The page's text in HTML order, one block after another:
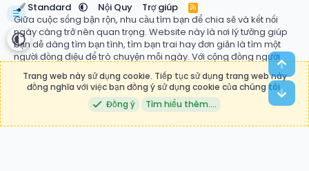
Standard Nội Quy Trợ giúp
R
S
S
Giữa cuộc sống bận rộn, nhu cầu tìm bạn để chia sẻ và kết nối
ngày càng trở nên quan trọng. Website này là nơi lý tưởng giúp
bạn dễ dàng tìm bạn tình, tìm bạn trai hay đơn giản là tìm một
người đồng điệu để trò chuyện mỗi ngày. Với cộng đồng người
dùng đa dạng, hệ thống ghép đôi thông minh và giao diện thân
thiện, bạn có thể nhanh chóng tìm thấy mối quan hệ phù hợp với
mong muốn của mình. Đừng ngần ngại bắt đầu hành trình kết nối
ngay hôm nay tại tìm bạn, nơi những mối duyên mới bắt đầu.
Trang web này sử dụng cookie. Tiếp tục sử dụng trang web này
đồng nghĩa với việc bạn đồng ý sử dụng cookie của chúng tôi.
Đồng ý
Tìm hiểu thêm.…
Top
☰